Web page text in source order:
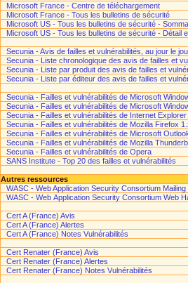
Microsoft France - Centre de téléchargement
Microsoft France - Tous les bulletins de sécurité
Microsoft US - Tous les bulletins de sécurité -
Microsoft US - Tous les bulletins de sécurité - Détail
Secunia - Avis de failles et vulnérabilités, au jour le
Secunia - Liste chronologique des avis de failles et
Secunia - Liste par produit des avis de failles et
Secunia - Liste par éditeur des avis de failles et
Secunia - Failles et vulnérabilités de Microsoft
Secunia - Failles et vulnérabilités de Microsoft
Secunia - Failles et vulnérabilités de Internet
Secunia - Failles et vulnérabilités de Mozilla Firefox
Secunia - Failles et vulnérabilités de Microsoft
Secunia - Failles et vulnérabilités de Mozilla
Secunia - Failles et vulnérabilités de Opera
SANS Institute - Top 20 des failles et vulnérabilités
Autres ressources
WASC - Web Application Security Consortium
WASC - Web Application Security Consortium Web
Cert A (France) Avis
Cert A (France) Alertes
Cert A (France) Notes Vulnérabilités
Cert Renater (France) Avis
Cert Renater (France) Alertes
Cert Renater (France) Notes Vulnérabilités